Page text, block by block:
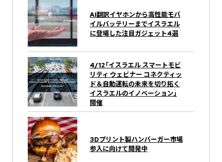
AI翻訳イヤホンから高性能モバ
イルバッテリーまで――イスラエル
に登場した注目ガジェット4選
4/12「イスラエル スマートモビ
リティ ウェビナー コネクティッ
ド＆自動運転の未来を切り拓く
イスラエルのイノベーション」
開催
3Dプリント製ハンバーガー市場
参入に向けて開発中